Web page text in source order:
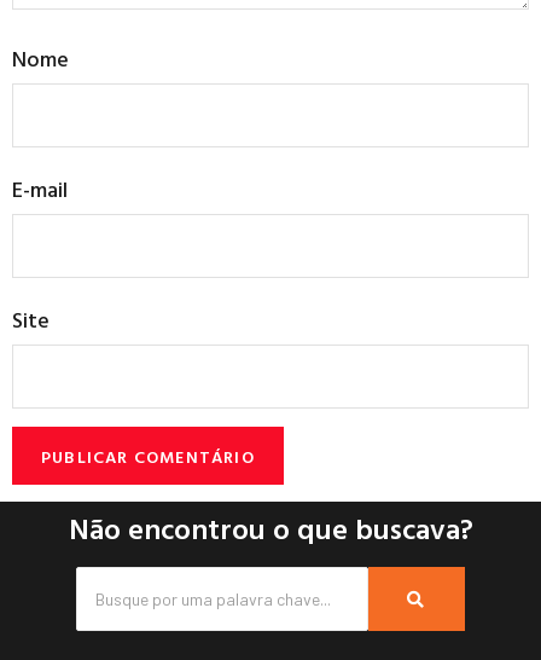
Nome
E-mail
Site
Não encontrou o que buscava?